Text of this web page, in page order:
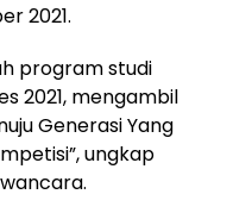
2021.
program studi
2021, mengambil
Generasi Yang
ungkap